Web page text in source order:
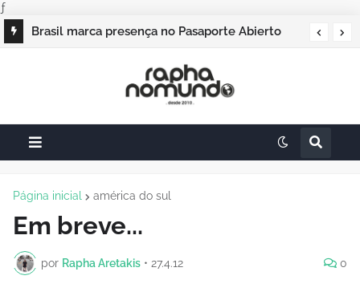
ƒ
Brasil marca presença no Pasaporte Abierto
Página inicial américa do sul
Em breve...
por Rapha Aretakis • 27.4.12 0